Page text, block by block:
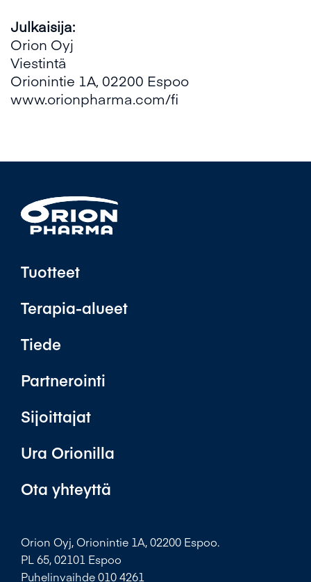
Julkaisija:
Orion Oyj
Viestintä
Orionintie 1A, 02200 Espoo
www.orionpharma.com/fi
Tuotteet
Terapia-alueet
Tiede
Partnerointi
Sijoittajat
Ura Orionilla
Ota yhteyttä
Orion Oyj, Orionintie 1A, 02200 Espoo.
PL 65, 02101 Espoo
Puhelinvaihde 010 4261